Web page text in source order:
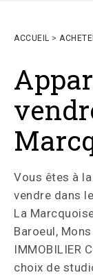
ACCUEIL >
Vous êtes à
vendre dans
La
Baroeul,
IMMOBILIER
choix de